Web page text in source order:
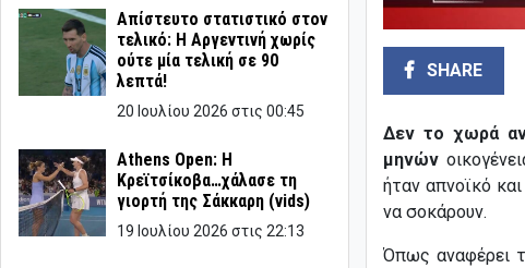
Απίστευτο στατιστικό στον
τελικό: Η Αργεντινή χωρίς
ούτε μία τελική σε 90
λεπτά!
20 Ιουλίου 2026 στις 00:45
Athens Open: Η
Κρεϊτσίκοβα…χάλασε τη
γιορτή της Σάκκαρη (vids)
19 Ιουλίου 2026 στις 22:13
SHARE
Δεν το χωρά
μηνών
ήταν απνοϊκό
να σοκάρουν.
Όπως αναφέρει